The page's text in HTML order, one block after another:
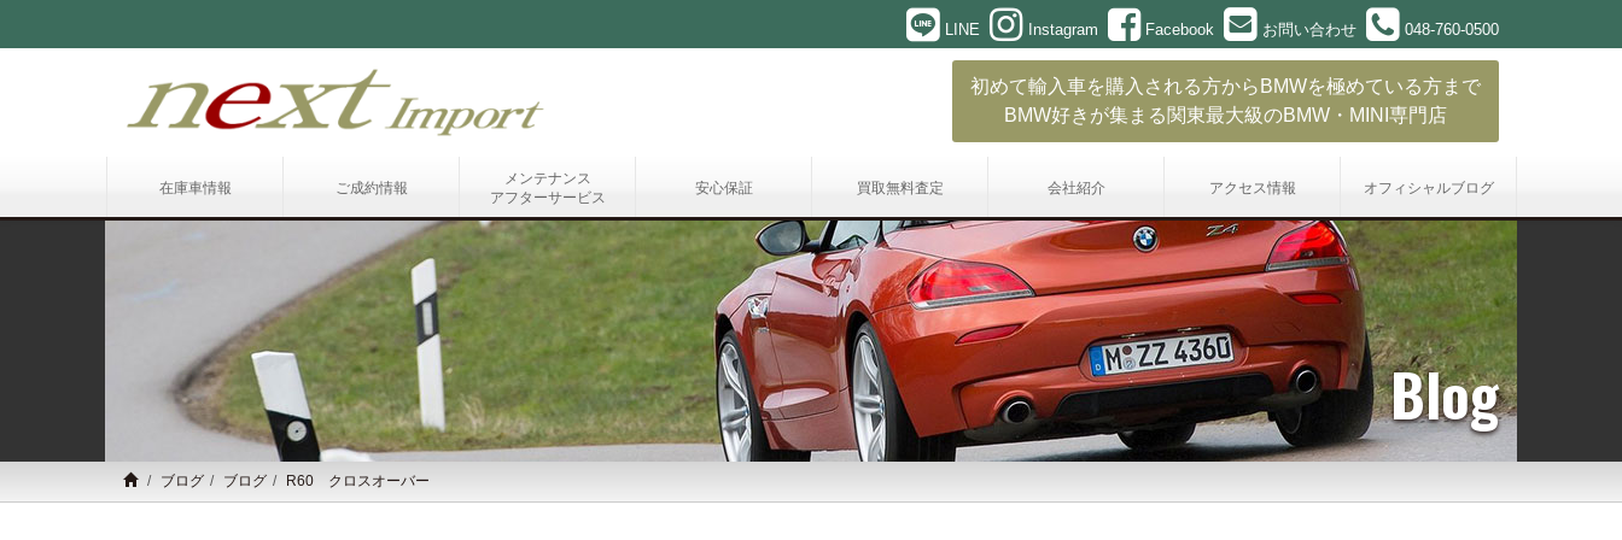
LINE Instagram Facebook お問い合わせ 048-760-0500
初めて輸入車を購入される方からBMWを極めている方まで
BMW好きが集まる関東最大級のBMW・MINI専門店
在庫車情報 ご成約情報
メンテナンス
アフターサービス
安心保証 買取無料査定 会社紹介 アクセス情報 オフィシャルブログ
Blog
ブログ ブログ R60 クロスオーバー